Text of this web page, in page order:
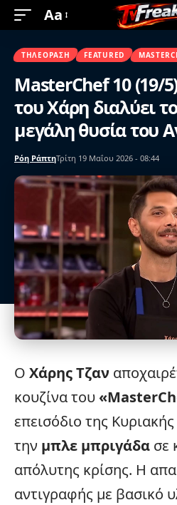
Aa
ΤΗΛΕΌΡΑΣΗ FEATURED
MasterChef 10 (19/
του Χάρη διαλύει
μεγάλη θυσία του
Ρόη ΡάπτηΤρίτη 19 Μαΐου 2026 - 08:44
Ο Χάρης Τζαν
κουζίνα του «
επεισόδιο της
την μπλε μπριγάδα σε
απόλυτης κρίσης. Η
αντιγραφής με βασικό